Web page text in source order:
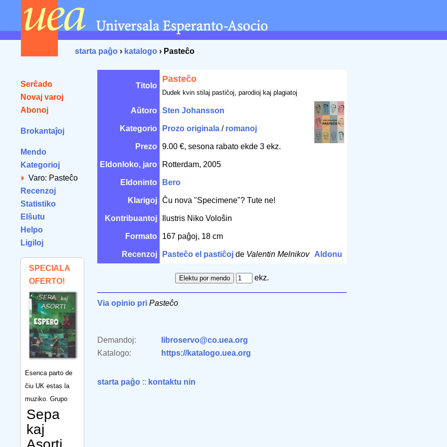
starta paĝo › katalogo › Pasteĉo
Serĉado
Novaj varoj
Abonoj
Brokantaĵoj
Mendo
Kategorioj
Varo: Pasteĉo
Recenzoj
Statistiko
Elŝutu
Helpo
Ligiloj
SPECIALA
OFERTO!
Esenca parto de
ĉiu UK estas la
muziko. Grupo
Sepa
kaj
Titolo
Pasteĉo
Dudek kvin stilaj pastiĉoj, parodioj kaj plagiatoj
Aŭtoro Sten Johansson
Kategorio Prozo originala / romanoj
Prezo 9.00 €, sesona rabato ekde 3 ekz.
Eldonloko, jaro Rotterdam, 2005
Eldoninto Bero
Klarigoj Ĉu nova "Specimene"? Tute ne!
Kontribuantoj Ilustris Niko Voloŝin
Formato 167 paĝoj, 18 cm
Recenzoj Pasteĉo el pastiĉoj de Valentin Melnikov Aldonu
ekz.
Via opinio pri Pasteĉo
Demandoj:
libroservo@co.uea.org
Katalogo:
https://katalogo.uea.org
starta paĝo :: kontaktu nin